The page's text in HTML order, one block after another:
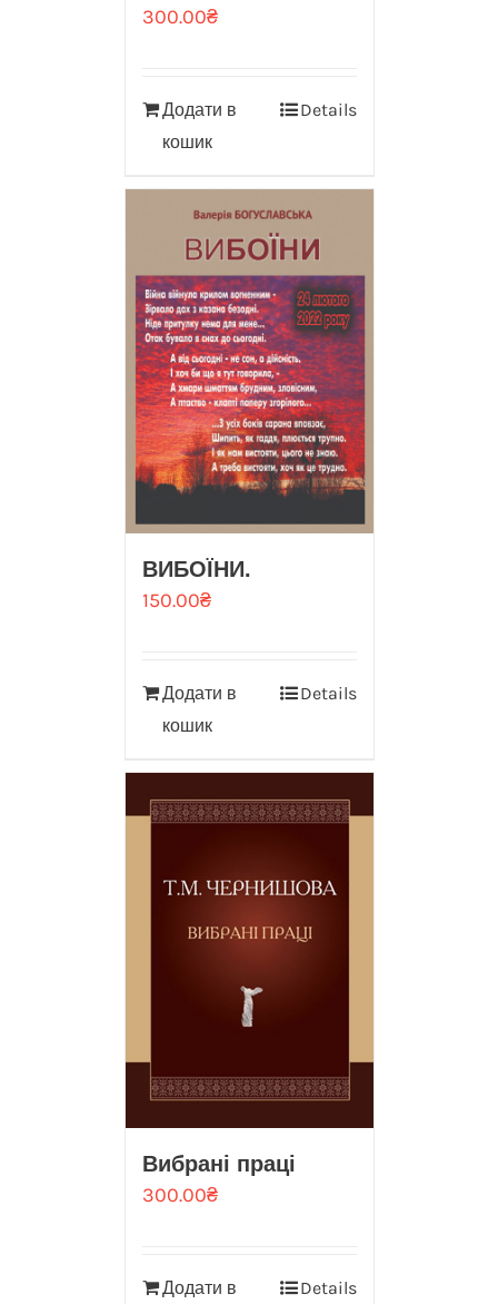
300.00₴
Додати в
кошик
Details
ВИБОЇНИ.
150.00₴
Додати в
кошик
Details
Вибрані праці
300.00₴
Додати в
Details